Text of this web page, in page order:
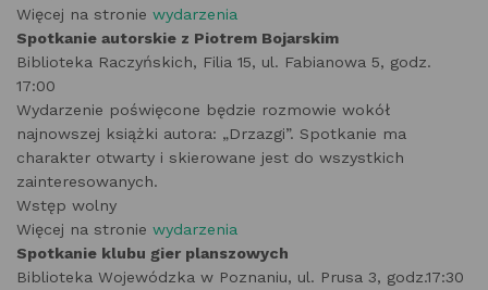
Więcej na stronie wydarzenia
Spotkanie autorskie z Piotrem Bojarskim
Biblioteka Raczyńskich, Filia 15, ul. Fabianowa 5, godz.
17:00
Wydarzenie poświęcone będzie rozmowie wokół
najnowszej książki autora: „Drzazgi”. Spotkanie ma
charakter otwarty i skierowane jest do wszystkich
zainteresowanych.
Wstęp wolny
Więcej na stronie wydarzenia
Spotkanie klubu gier planszowych
Biblioteka Wojewódzka w Poznaniu, ul. Prusa 3, godz.17:30